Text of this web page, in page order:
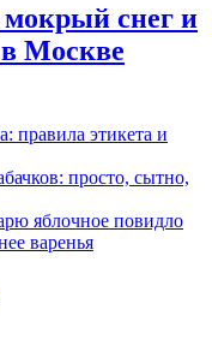
снег и
в Москве
правила этикета и
просто, сытно,
яблочное повидло
варенья